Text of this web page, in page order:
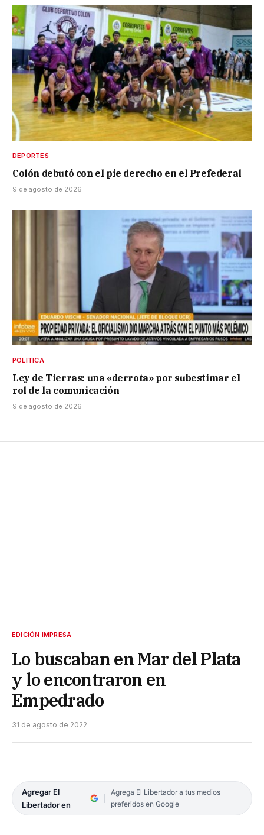
DEPORTES
Colón debutó con el pie derecho en el Prefederal
9 de agosto de 2026
POLÍTICA
Ley de Tierras: una «derrota» por subestimar el
rol de la comunicación
9 de agosto de 2026
EDICIÓN IMPRESA
Lo buscaban en Mar del Plata
y lo encontraron en
Empedrado
31 de agosto de 2022
Agregar El
Libertador en
Agrega El Libertador a tus medios
preferidos en Google